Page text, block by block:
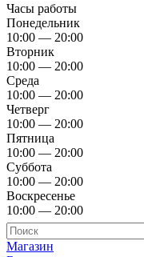
Часы работы
Понедельник
10:00 — 20:00
Вторник
10:00 — 20:00
Среда
10:00 — 20:00
Четверг
10:00 — 20:00
Пятница
10:00 — 20:00
Суббота
10:00 — 20:00
Воскресенье
10:00 — 20:00
Магазин